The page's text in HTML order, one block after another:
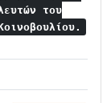
του